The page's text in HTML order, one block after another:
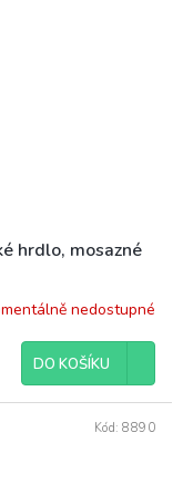
hrdlo, mosazné
nedostupné
DO KOŠÍKU
Kód: 8890